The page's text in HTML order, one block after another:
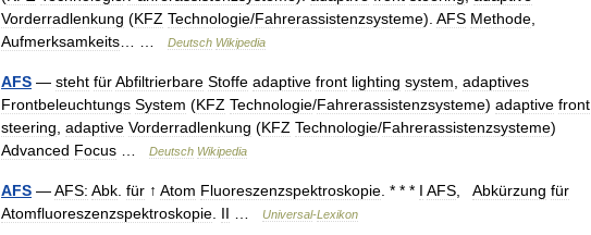
Vorderradlenkung (KFZ Technologie/Fahrerassistenzsysteme). AFS Methode
Aufmerksamkeits
Deutsch Wikipedia
AFS — steht fürAbfiltrierbare Stoffe adaptive front lighting system adaptives
Frontbeleuchtungs System (KFZ Technologie/Fahrerassistenzsysteme) adaptive front
steering adaptive Vorderradlenkung (KFZ Technologie/Fahrerassistenzsysteme)
Advanced Focus Deutsch Wikipedia
AFS —AFS: Abk für ↑ Atom Fluoreszenzspektroskopie . * * * I AFS Abkürzung für
Atomfluoreszenzspektroskopie II Universal-Lexikon